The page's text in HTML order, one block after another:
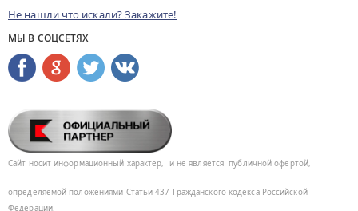
Не нашли что искали? Закажите!
МЫ В СОЦСЕТЯХ
Сайт носит информационный характер, и не является публичной офертой,
определяемой положениями Статьи 437 Гражданского кодекса Российской
Федерации.